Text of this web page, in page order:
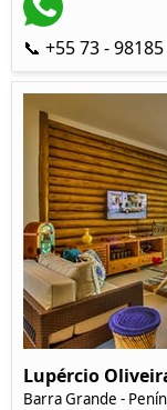
📞 +55 73 -
Lupércio
Barra Grande -